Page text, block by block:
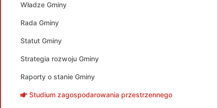
Władze Gminy
Rada Gminy
Statut Gminy
Strategia rozwoju Gminy
Raporty o stanie Gminy
Studium zagospodarowania przestrzennego